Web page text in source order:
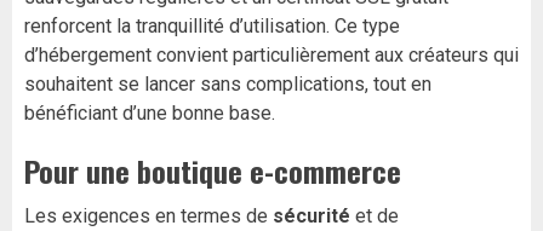
renforcent la tranquillité d’utilisation. Ce type
d’hébergement convient particulièrement aux créateurs qui
souhaitent se lancer sans complications, tout en
bénéficiant d’une bonne base.
Pour une boutique e-commerce
Les exigences en termes de sécurité et de